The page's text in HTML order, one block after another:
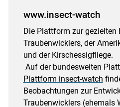
www.insect-watch
Die Plattform zur gezielten
Traubenwicklers, der
und der Kirschessigfliege.
Auf der bundesweiten
Plattform insect-watch
Beobachtungen zur
Traubenwicklers (ehemals